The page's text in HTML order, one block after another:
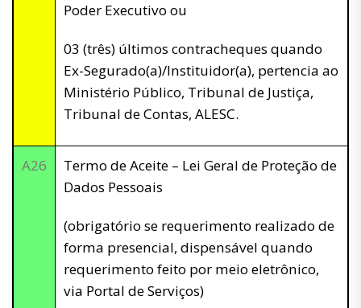
Poder Executivo ou
03 (três) últimos contracheques quando
Ex-Segurado(a)/Instituidor(a), pertencia ao
Ministério Público, Tribunal de Justiça,
Tribunal de Contas, ALESC.
A26
Termo de Aceite – Lei Geral de Proteção de
Dados Pessoais
(obrigatório se requerimento realizado de
forma presencial, dispensável quando
requerimento feito por meio eletrônico,
via Portal de Serviços)